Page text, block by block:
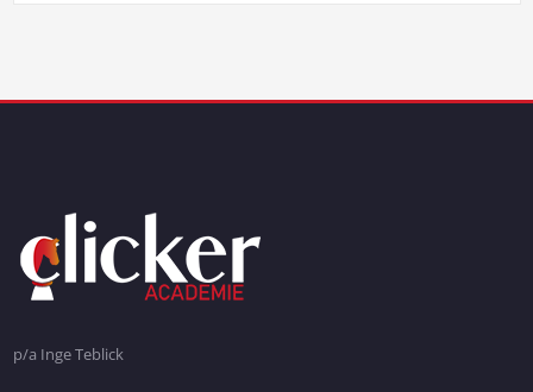
p/a Inge Teblick